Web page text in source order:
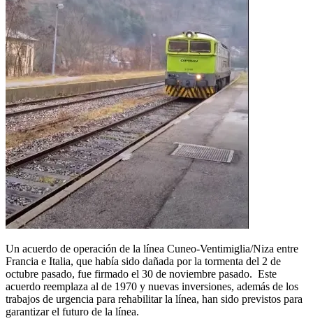
Un acuerdo de operación de la línea Cuneo-Ventimiglia/Niza entre
Francia e Italia, que había sido dañada por la tormenta del 2 de
octubre pasado, fue firmado el 30 de noviembre pasado. Este
acuerdo reemplaza al de 1970 y nuevas inversiones, además de los
trabajos de urgencia para rehabilitar la línea, han sido previstos para
garantizar el futuro de la línea.